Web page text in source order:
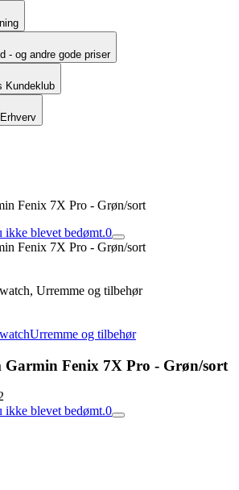
- og andre gode priser
Kundeklub
Fenix 7X Pro - Grøn/sort
ikke blevet bedømt.0
Fenix 7X Pro - Grøn/sort
Urremme og tilbehør
Urremme og tilbehør
Fenix 7X Pro - Grøn/sort
ikke blevet bedømt.0